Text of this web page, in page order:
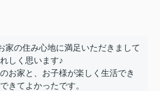
家の住み心地に満足いただきまして
しく思います♪
お家と、お子様が楽しく生活でき
きてよかったです。